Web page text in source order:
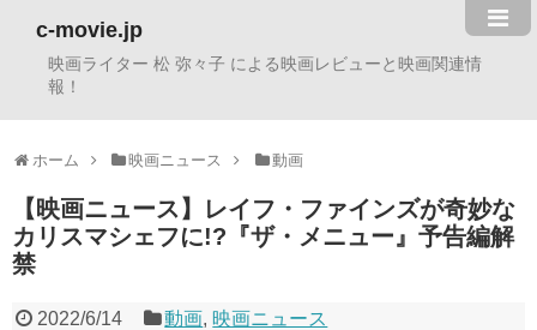
c-movie.jp
映画ライター 松 弥々子 による映画レビューと映画関連情
報！
ホーム 映画ニュース 動画
【映画ニュース】レイフ・ファインズが奇妙な
カリスマシェフに!?『ザ・メニュー』予告編解
禁
2022/6/14 動画, 映画ニュース